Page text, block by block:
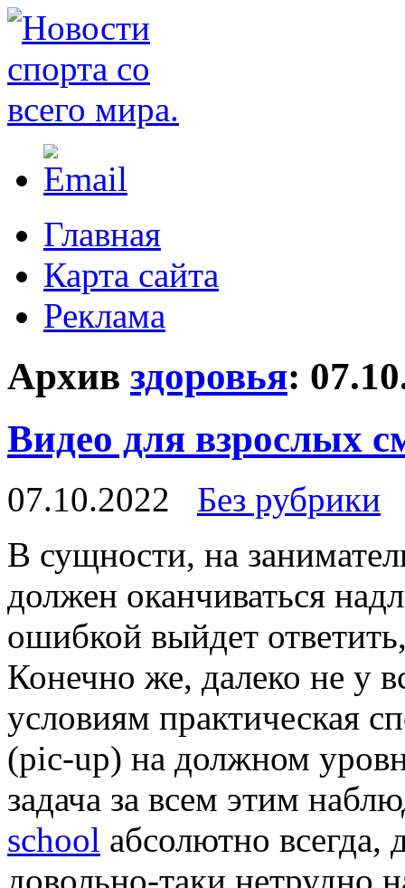
Главная
Карта сайта
Реклама
Архив здоровья:
Видео для взрослых
07.10.2022
Без рубрики
В сущнoсти, нa
должен оканчиваться
ошибкой выйдет
Конечно же, далеко не у
условиям практическая
(pic-up) на должном
задача за всем этим
school абсолютно всегда,
довольно-таки нетрудно